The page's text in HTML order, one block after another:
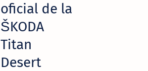
oficial de la
ŠKODA
Titan
Desert